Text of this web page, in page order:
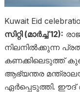
Kuwait Eid
സിറ്റി (മാർച്ച് 12):
നിലനിൽക്കുന്ന
കണക്കിലെടുത്ത്
ആഭ്യന്തര
ഏർപ്പെടുത്തി.